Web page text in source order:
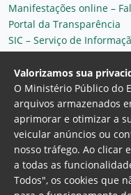
Manifestações online –
Portal da Transparência
SIC – Serviço de
Plantão MP do Ceará
Secretaria Geral
Valorizamos sua
O Ministério Público do
arquivos armazenados
aprimorar e otimizar a
veicular anúncios ou
nosso tráfego. Ao clicar
a todas as
Todos", os cookies que